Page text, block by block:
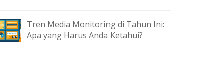
Tren Media Monitoring di Tahun Ini:
Apa yang Harus Anda Ketahui?